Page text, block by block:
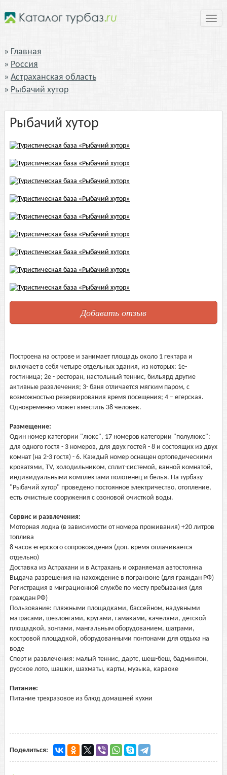
Главная
Россия
Астраханская область
Рыбачий хутор
Рыбачий хутор
Добавить отзыв
Построена на острове и занимает площадь около 1 гектара и
включает в себя четыре отдельных здания, из которых: 1е-
гостиница; 2е - ресторан, настольный теннис, бильярд другие
активные развлечения; 3- баня отличается мягким паром, с
возможностью резервирования время посещения; 4 – егерская.
Одновременно может вместить 38 человек.
Размещение:
Один номер категории "люкс", 17 номеров категории "полулюкс":
для одного гостя - 3 номеров, для двух гостей - 8 и состоящих из двух
комнат (на 2-3 гостя) - 6. Каждый номер оснащен ортопедическими
кроватями, TV, холодильником, сплит-системой, ванной комнатой,
индивидуальными комплектами полотенец и белья. На турбазу
"Рыбачий хутор" проведено постоянное электричество, отопление,
есть очистные сооружения с озоновой очисткой воды.
Сервис и развлечения:
Моторная лодка (в зависимости от номера проживания) +20 литров
топлива
8 часов егерского сопровождения (доп. время оплачивается
отдельно)
Доставка из Астрахани и в Астрахань и охраняемая автостоянка
Выдача разрешения на нахождение в погранзоне (для граждан РФ)
Регистрация в миграционной службе по месту пребывания (для
граждан РФ)
Пользование: пляжными площадками, бассейном, надувными
матрасами, шезлонгами, кругами, гамаками, качелями, детской
площадкой, зонтами, мангальным оборудованием, шатрами,
костровой площадкой, оборудованными понтонами для отдыха на
воде
Спорт и развлечения: малый теннис, дартс, шеш-беш, бадминтон,
русское лото, шашки, шахматы, карты, музыка, караоке
Питание:
Питание трехразовое из блюд домашней кухни
Поделиться: